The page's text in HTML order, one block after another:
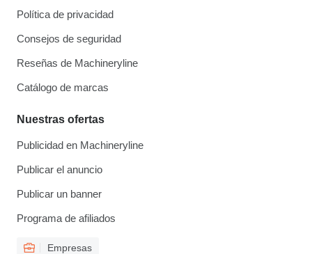
Política de privacidad
Consejos de seguridad
Reseñas de Machineryline
Catálogo de marcas
Nuestras ofertas
Publicidad en Machineryline
Publicar el anuncio
Publicar un banner
Programa de afiliados
Empresas